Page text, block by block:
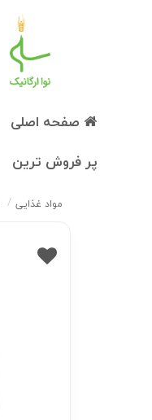
صفحه اصلی
پر فروش ترین
مواد غذایی